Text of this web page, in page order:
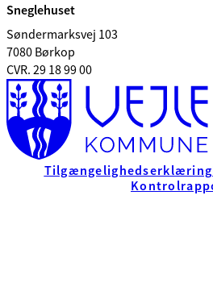
Sneglehuset
Søndermarksvej 103
7080 Børkop
CVR. 29 18 99 00
Tilgængelighedserklæring